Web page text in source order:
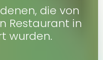
die von
Restaurant in
wurden.